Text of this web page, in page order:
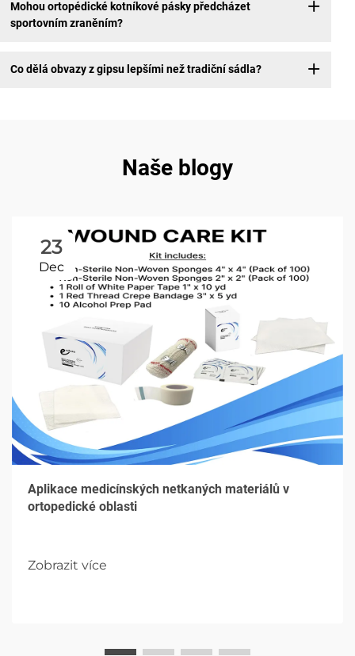
Mohou ortopédické kotníkové pásky předcházet
sportovním zraněním?
Co dělá obvazy z gipsu lepšími než tradiční sádla?
Naše blogy
23
Dec
Aplikace medicínských netkaných materiálů v
ortopedické oblasti
Zobrazit více